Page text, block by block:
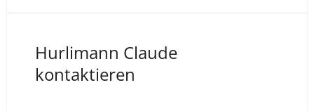
Hurlimann Claude
kontaktieren